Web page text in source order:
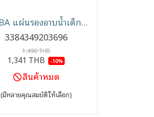
BEABA แผ่นรองอาบน้ำเด็ก ผ้าตาข่ายแห้งเร็ว สำหรับทารกแรกเกิด
3384349203696
1,490 THB
1,341 THB -10%
สินค้าหมด
(มีหลายคุณสมบัติให้เลือก)